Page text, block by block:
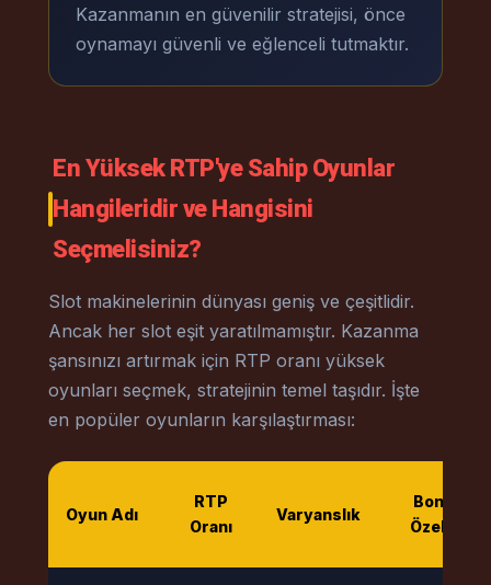
Kazanmanın en güvenilir stratejisi, önce
oynamayı güvenli ve eğlenceli tutmaktır.
En Yüksek RTP'ye Sahip Oyunlar
Hangileridir ve Hangisini
Seçmelisiniz?
Slot makinelerinin dünyası geniş ve çeşitlidir.
Ancak her slot eşit yaratılmamıştır. Kazanma
şansınızı artırmak için RTP oranı yüksek
oyunları seçmek, stratejinin temel taşıdır. İşte
en popüler oyunların karşılaştırması:
Oyun Adı
RTP
Oranı
Varyanslık
Bonus
Özelliği